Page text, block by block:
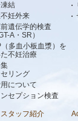
結
妊外来
遺伝学的検査
A・SR）
（多血小板血漿）を
不妊治療
リング
について
セプション検査
タッフ紹介